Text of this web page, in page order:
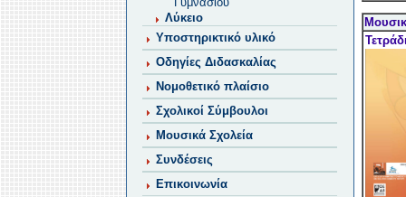
Λύκειο
Υποστηρικτικό υλικό
Οδηγίες Διδασκαλίας
Νομοθετικό πλαίσιο
Σχολικοί Σύμβουλοι
Μουσικά Σχολεία
Συνδέσεις
Επικοινωνία